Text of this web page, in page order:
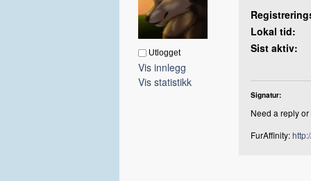
Utlogget
Vis innlegg
Vis statistikk
Lokal tid:
Sist aktiv:
Signatur:
Need a reply
FurAffinity: